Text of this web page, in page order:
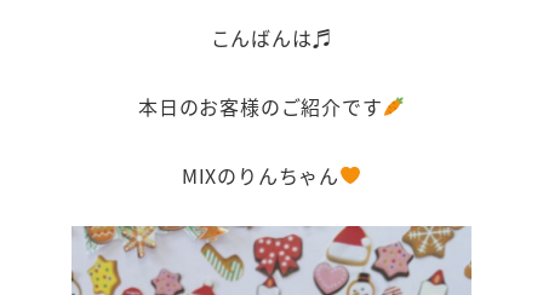
こんばんは♬
本日のお客様のご紹介です
MIXのりんちゃん